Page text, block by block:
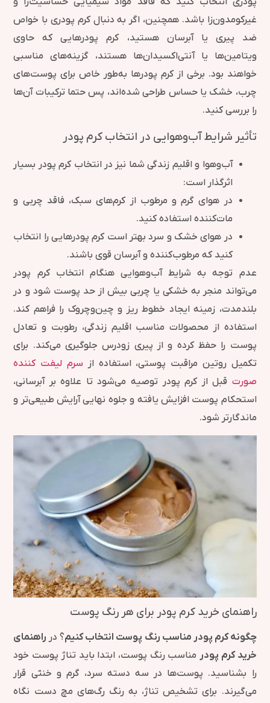
غیرکومدون‌زا باشد. همچنین، اگر به دنبال کرم پودری با خواص
ضد پیری یا آبرسان هستید، کرم پودرهایی که حاوی
ویتامین‌ها یا آنتی‌اکسیدان‌ها هستند، گزینه‌های مناسبی
خواهند بود. برخی از کرم پودرها به‌طور خاص برای پوست‌های
چرب، خشک یا حساس طراحی شده‌اند، پس حتما ترکیبات آن‌ها
را بررسی کنید.
تأثیر شرایط آب‌وهوایی در انتخاب کرم پودر
آب‌وهوا و اقلیم زندگی شما نیز در انتخاب کرم پودر بسیار
اثرگذار است:
در هوای گرم و مرطوب از کرم‌های سبک، فاقد چربی و
مات‌کننده استفاده کنید.
در هوای خشک و سرد بهتر است کرم پودرهایی را انتخاب
کنید که مرطوب‌کننده و آبرسان قوی باشند.
عدم توجه به شرایط آب‌وهوایی هنگام انتخاب کرم پودر
می‌تواند منجر به خشکی یا چربی بیش از حد پوست شود و در
بلندمدت، زمینه ایجاد خطوط ریز و چین‌وچروک را فراهم کند.
استفاده از محصولات مناسب اقلیم زندگی، رطوبت و تعادل
پوست را حفظ کرده و از پیری زودرس جلوگیری می‌کند. برای
تکمیل روتین مراقبت پوستی، استفاده ازسرم لیفت کننده
صورت قبل از کرم پودر توصیه می‌شود تا علاوه بر آبرسانی،
استحکام پوست افزایش یافته و جلوه نهایی آرایش طبیعی‌تر و
ماندگارتر شود.
راهنمای خرید کرم پودر برای هر رنگ پوست
چگونه کرم پودر مناسب رنگ پوست انتخاب کنیم؟ در راهنمای
خرید کرم پودرمناسب رنگ پوست، ابتدا باید تناژ پوست خود
را بشناسید. پوست‌ها در سه دسته‌ سرد، گرم و خنثی قرار
می‌گیرند. برای تشخیص تناژ، به رنگ رگ‌های مچ دست نگاه